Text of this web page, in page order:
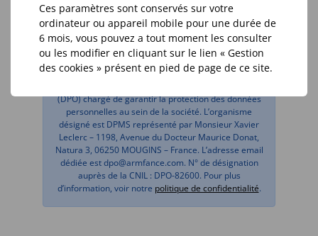
Ces paramètres sont conservés sur votre
ordinateur ou appareil mobile pour une durée de
6 mois, vous pouvez a tout moment les consulter
ou les modifier en cliquant sur le lien « Gestion
des cookies » présent en pied de page de ce site.
La société Analyse du Risque Médical a désigné un
(DPO) chargé de garantir la protection des données
personnelles au sein de la société. L’organisme
désigné est DPMS représenté par Monsieur Xavier
Leclerc – 1198, Avenue du Docteur Maurice Donat,
Natura 3, 06250 MOUGINS – France. L’adresse email
dédiée est dpo@armfance.com. N° de désignation
auprès de la CNIL : DPO-82600. Pour plus
d’information, voir notre politique de confidentialité.